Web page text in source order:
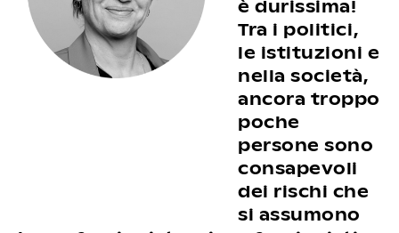
è durissima!
Tra i politici,
le istituzioni e
nella società,
ancora troppo
poche
persone sono
consapevoli
dei rischi che
si assumono